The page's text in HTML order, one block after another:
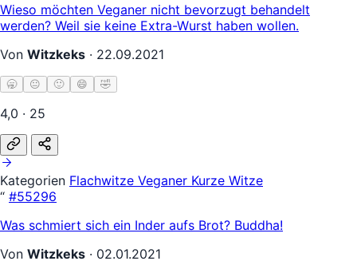
Wieso möchten Veganer nicht bevorzugt behandelt
werden? Weil sie keine Extra-Wurst haben wollen.
Von Witzkeks · 22.09.2021
🥱 😐 🙂 😄 🤣
4,0 · 25
Kategorien Flachwitze Veganer Kurze Witze
“ #55296
Was schmiert sich ein Inder aufs Brot? Buddha!
Von Witzkeks · 02.01.2021